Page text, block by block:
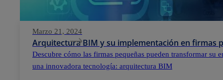
Marzo 21, 2024
Arquitectura BIM y su implementación en firmas
Descubre cómo las firmas pequeñas pueden transformar su
una innovadora tecnología: arquitectura BIM